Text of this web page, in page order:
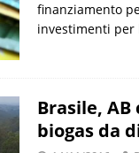
finanziamento
investimenti per
Brasile,
biogas da